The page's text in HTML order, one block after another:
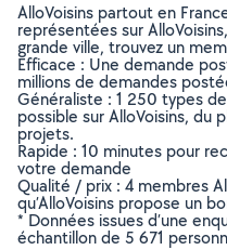
AlloVoisins partout en
représentées sur
grande ville, trouvez un
Efficace : Une demande
millions de demandes
Généraliste : 1 250 types
possible sur AlloVoisins, du
projets.
Rapide : 10 minutes pour
votre demande
Qualité / prix : 4 membres
qu’AlloVoisins propose un
* Données issues d’une
échantillon de 5 671